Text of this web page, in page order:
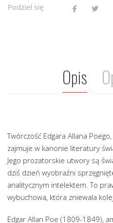
Podziel się
Opis
Twórczość Edgara Allana
zajmuje w kanonie literatury
Jego prozatorskie utwory są
dziś dzień wyobraźni
analitycznym intelektem. To
wybuchowa, która zniewala
Edgar Allan Poe (1809-1849),